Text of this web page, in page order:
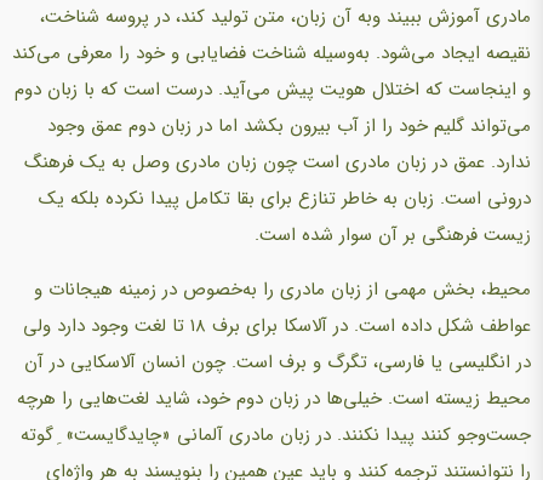
مادری آموزش ببیند وبه آن زبان، متن تولید کند، در پروسه شناخت،
نقیصه ایجاد می‌شود. به‌وسیله شناخت فضایابی و خود را معرفی می‌کند
و اینجاست که اختلال هویت پیش می‌آید. درست است که با زبان دوم
می‌تواند گلیم خود را از آب بیرون بکشد اما در زبان دوم عمق وجود
ندارد. عمق در زبان مادری است چون زبان مادری وصل به یک فرهنگ
درونی است. زبان به خاطر تنازع برای بقا تکامل پیدا نکرده بلکه یک
زیست فرهنگی بر آن سوار شده است.
محیط، بخش مهمی از زبان مادری را به‌خصوص در زمینه هیجانات و
عواطف شکل داده است. در آلاسکا برای برف ۱۸ تا لغت وجود دارد ولی
در انگلیسی یا فارسی، تگرگ و برف است. چون انسان آلاسکایی در آن
محیط زیسته است. خیلی‌ها در زبان دوم خود، شاید لغت‌هایی را هرچه
جست‌وجو کنند پیدا نکنند. در زبان مادری آلمانی «چایدگایست» ِ گوته
را نتوانستند ترجمه کنند و باید عین همین را بنویسند به هر واژه‌ای